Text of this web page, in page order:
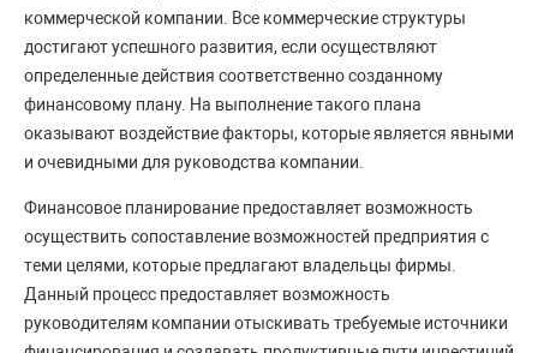
коммерческой компании. Все коммерческие структуры
достигают успешного развития, если осуществляют
определенные действия соответственно созданному
финансовому плану. На выполнение такого плана
оказывают воздействие факторы, которые является явными
и очевидными для руководства компании.
Финансовое планирование предоставляет возможность
осуществить сопоставление возможностей предприятия с
теми целями, которые предлагают владельцы фирмы.
Данный процесс предоставляет возможность
руководителям компании отыскивать требуемые источники